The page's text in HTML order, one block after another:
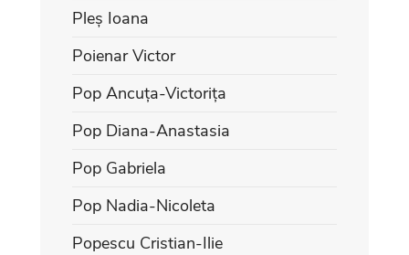
Pleș Ioana
Poienar Victor
Pop Ancuța-Victorița
Pop Diana-Anastasia
Pop Gabriela
Pop Nadia-Nicoleta
Popescu Cristian-Ilie